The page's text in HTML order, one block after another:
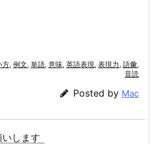
方, 例文, 単語, 意味, 英語表現, 表現力, 語彙,
音読
Posted by Mac
します